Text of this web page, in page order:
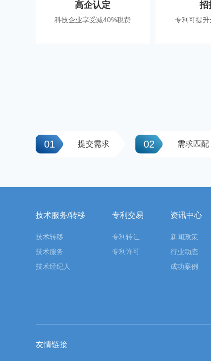
高企认定
科技企业享受减40%税费
招
专利可提
01 提交需求 02 需求匹配
技术服务/转移
技术转移
技术服务
技术经纪人
专利交易
专利转让
专利许可
资讯中心
新闻政策
行业动态
成功案例
友情链接